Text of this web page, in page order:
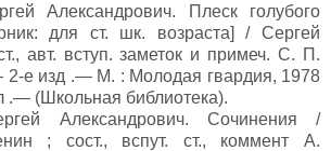
Александрович. Плеск голубого
для ст. шк. возраста] / Сергей
авт. вступ. заметок и примеч. С. П.
2-е изд .— М. : Молодая гвардия, 1978
.— (Школьная библиотека).
Александрович. Сочинения /
; сост., вспут. ст., коммент А.